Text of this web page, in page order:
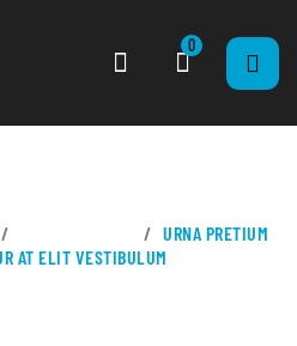
0
URNA PRETIUM
AT ELIT VESTIBULUM